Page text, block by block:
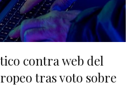
contra web del
tras voto sobre